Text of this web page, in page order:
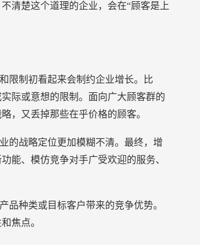
清楚这个道理的企业，会在“顾客是上
限制初看起来会制约企业增长。比
际或意想的限制。面向广大顾客群的
，又丢掉那些在乎价格的顾客。
的战略定位更加模糊不清。最终，增
能、模仿竞争对手广受欢迎的服务、
品种类或目标客户带来的竞争优势。
焦点。